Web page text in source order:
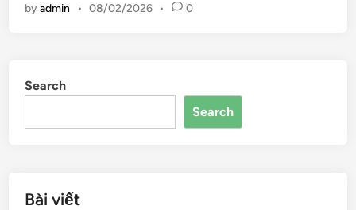
c
o
o
to
n
e
s
er
byadmin • 08/02/2026 • 0
Search
Search
Bài viết